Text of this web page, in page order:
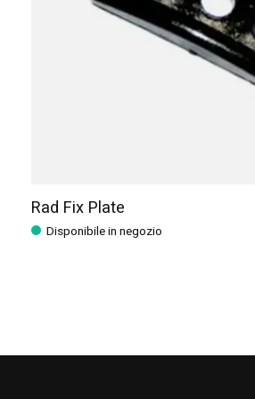
Rad Fix Plate
Disponibile in negozio